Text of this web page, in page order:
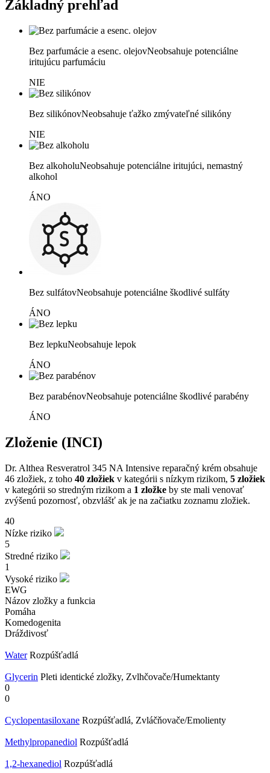
Základný prehľad
Bez parfumácie a esenc. olejovNeobsahuje potenciálne
iritujúcu parfumáciu
NIE
Bez silikónovNeobsahuje ťažko zmývateľné silikóny
NIE
Bez alkoholuNeobsahuje potenciálne iritujúci, nemastný
alkohol
ÁNO
Bez sulfátovNeobsahuje potenciálne škodlivé sulfáty
ÁNO
Bez lepkuNeobsahuje lepok
ÁNO
Bez parabénovNeobsahuje potenciálne škodlivé parabény
ÁNO
Zloženie (INCI)
Dr. Althea Resveratrol 345 NA Intensive reparačný krém obsahuje
46 zložiek, z toho 40 zložiek v kategórii s nízkym rizikom, 5 zložiek
v kategórii so stredným rizikom a 1 zložke by ste mali venovať
zvýšenú pozornosť, obzvlášť ak je na začiatku zoznamu zložiek.
40
Nízke riziko
5
Stredné riziko
1
Vysoké riziko
EWG
Názov zložky a funkcia
Pomáha
Komedogenita
Dráždivosť
Water Rozpúšťadlá
Glycerin Pleti identické zložky, Zvlhčovače/Humektanty
0
0
Cyclopentasiloxane Rozpúšťadlá, Zvláčňovače/Emolienty
Methylpropanediol Rozpúšťadlá
1,2-hexanediol Rozpúšťadlá